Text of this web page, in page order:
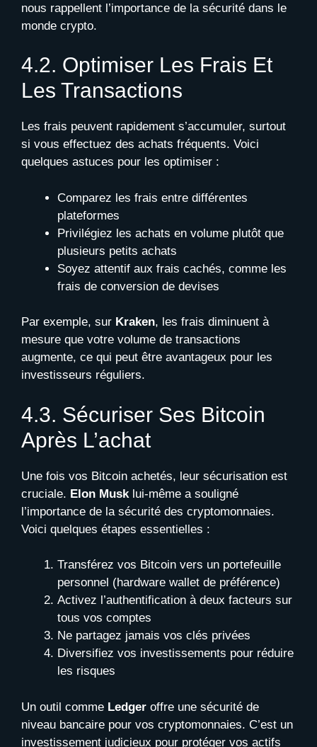
nous rappellent l’importance de la sécurité dans le
monde crypto.
4.2. Optimiser Les Frais Et
Les Transactions
Les frais peuvent rapidement s’accumuler, surtout
si vous effectuez des achats fréquents. Voici
quelques astuces pour les optimiser :
Comparez les frais entre différentes
plateformes
Privilégiez les achats en volume plutôt que
plusieurs petits achats
Soyez attentif aux frais cachés, comme les
frais de conversion de devises
Par exemple, sur Kraken, les frais diminuent à
mesure que votre volume de transactions
augmente, ce qui peut être avantageux pour les
investisseurs réguliers.
4.3. Sécuriser Ses Bitcoin
Après L’achat
Une fois vos Bitcoin achetés, leur sécurisation est
cruciale. Elon Musk lui-même a souligné
l’importance de la sécurité des cryptomonnaies.
Voici quelques étapes essentielles :
Transférez vos Bitcoin vers un portefeuille
personnel (hardware wallet de préférence)
Activez l’authentification à deux facteurs sur
tous vos comptes
Ne partagez jamais vos clés privées
Diversifiez vos investissements pour réduire
les risques
Un outil comme Ledger offre une sécurité de
niveau bancaire pour vos cryptomonnaies. C’est un
investissement judicieux pour protéger vos actifs